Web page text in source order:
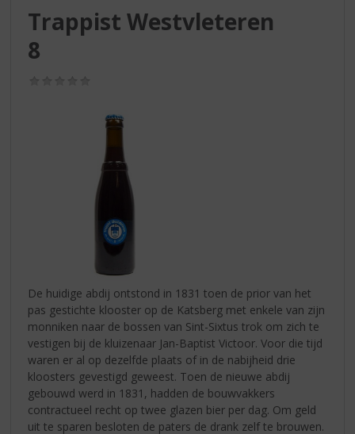
Trappist Westvleteren
8
De huidige abdij ontstond in 1831 toen de prior van het
pas gestichte klooster op de Katsberg met enkele van zijn
monniken naar de bossen van Sint-Sixtus trok om zich te
vestigen bij de kluizenaar Jan-Baptist Victoor. Voor die tijd
waren er al op dezelfde plaats of in de nabijheid drie
kloosters gevestigd geweest. Toen de nieuwe abdij
gebouwd werd in 1831, hadden de bouwvakkers
contractueel recht op twee glazen bier per dag. Om geld
uit te sparen besloten de paters de drank zelf te brouwen.